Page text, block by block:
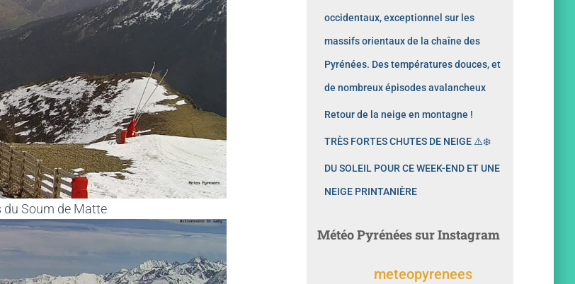
du Soum de Matte
occidentaux, exceptionnel sur les
massifs orientaux de la chaîne des
Pyrénées. Des températures douces, et
de nombreux épisodes avalancheux
Retour de la neige en montagne !
TRÈS FORTES CHUTES DE NEIGE ⚠️❄️
DU SOLEIL POUR CE WEEK-END ET UNE
NEIGE PRINTANIÈRE
Météo Pyrénées sur Instagram
meteopyrenees